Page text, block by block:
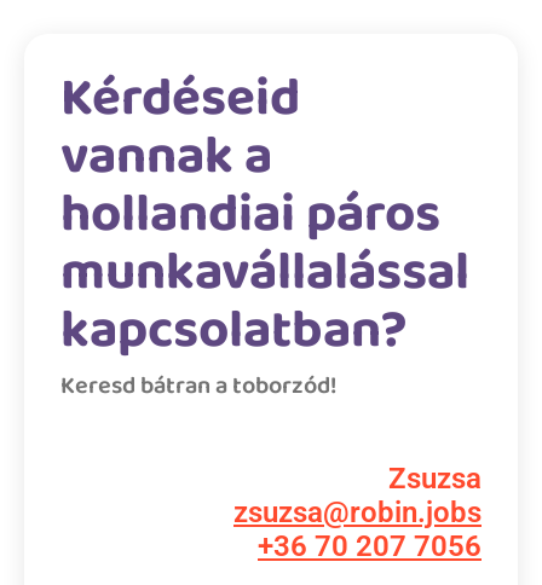
Kérdéseid
vannak a
hollandiai páros
munkavállalással
kapcsolatban?
Keresd bátran a toborzód!
Zsuzsa
zsuzsa@robin.jobs
+36 70 207 7056